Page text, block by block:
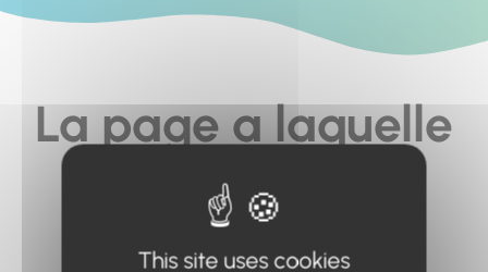
La page a laquelle
vous cherchez à
accéder n'existe
This site uses cookies